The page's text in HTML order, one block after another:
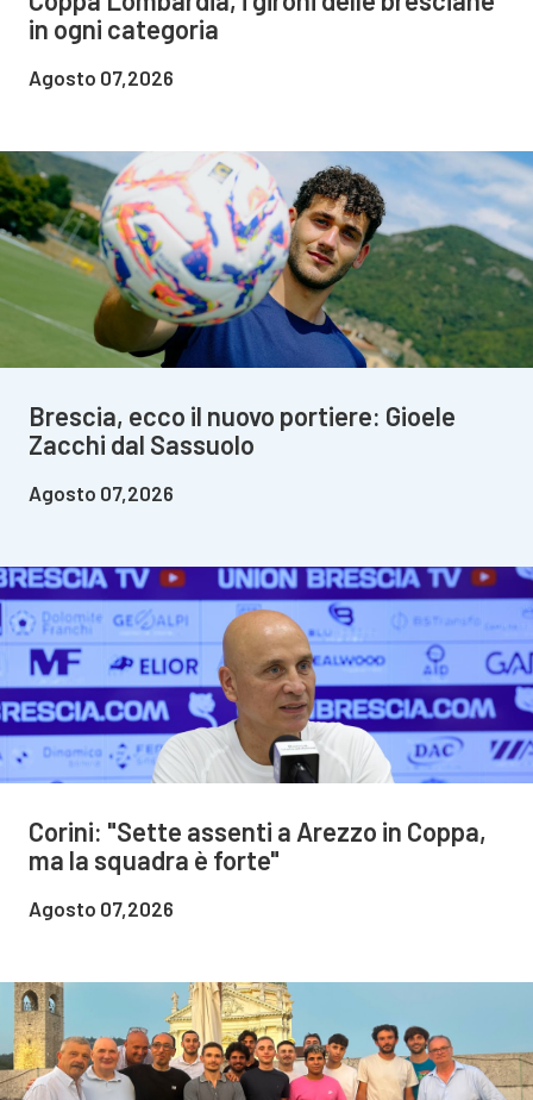
in ogni categoria
Agosto 07,2026
Brescia, ecco il nuovo portiere: Gioele
Zacchi dal Sassuolo
Agosto 07,2026
Corini: "Sette assenti a Arezzo in Coppa,
ma la squadra è forte"
Agosto 07,2026